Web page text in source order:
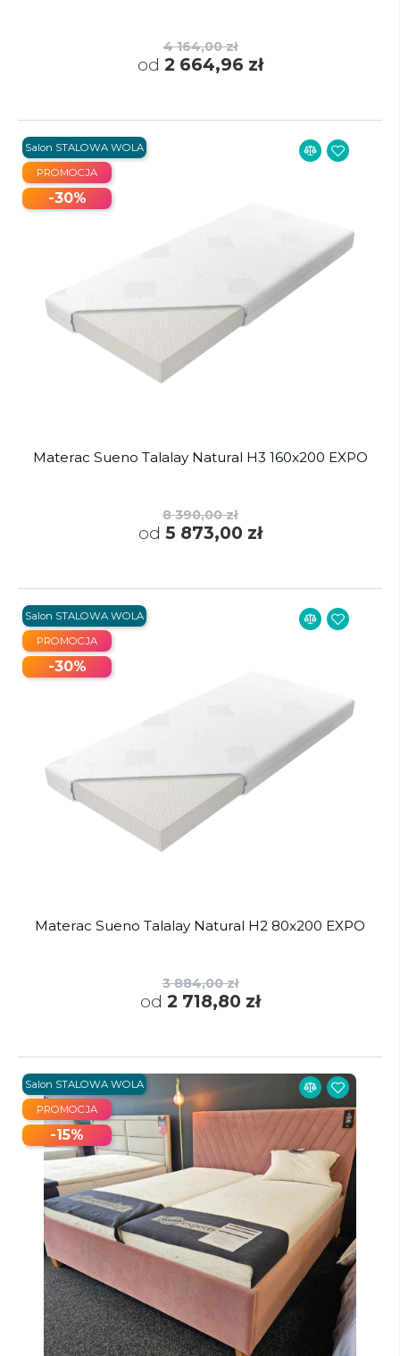
4 164,00 zł
od 2 664,96 zł
Materac Sueno Talalay Natural H3 160x200 EXPO
8 390,00 zł
od 5 873,00 zł
PROMOCJA
-30%
Salon STALOWA WOLA
Materac Sueno Talalay Natural H2 80x200 EXPO
3 884,00 zł
od 2 718,80 zł
PROMOCJA
-30%
Salon STALOWA WOLA
PROMOCJA
-15%
Salon STALOWA WOLA